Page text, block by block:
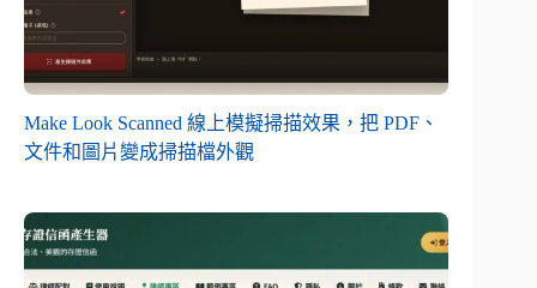
Make Look Scanned 線上模擬掃描效果，把 PDF、
文件和圖片變成掃描檔外觀